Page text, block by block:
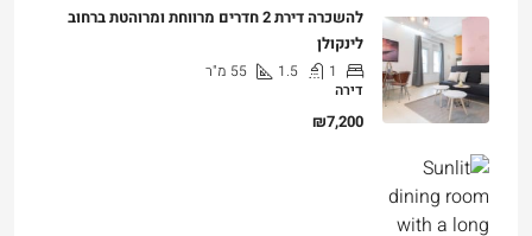
להשכרה דירת 2 חדרים מרווחת ומרוהטת ברחוב
לינקולן
1
1.5
55 מ"ר
דירה
₪7,200